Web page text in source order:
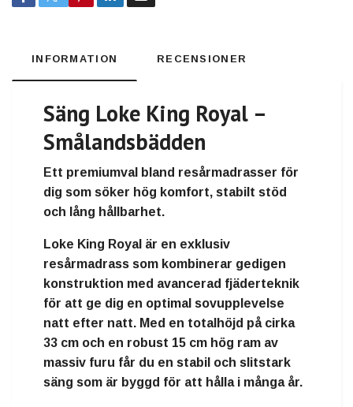
INFORMATION RECENSIONER
Säng Loke King Royal –
Smålandsbädden
Ett premiumval bland resårmadrasser för
dig som söker hög komfort, stabilt stöd
och lång hållbarhet.
Loke King Royal är en exklusiv
resårmadrass som kombinerar gedigen
konstruktion med avancerad fjäderteknik
för att ge dig en optimal sovupplevelse
natt efter natt. Med en totalhöjd på cirka
33 cm och en robust 15 cm hög ram av
massiv furu får du en stabil och slitstark
säng som är byggd för att hålla i många år.